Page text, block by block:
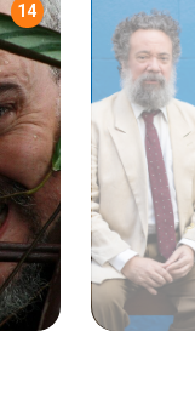
14